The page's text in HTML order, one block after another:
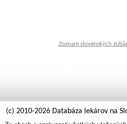
Zoznam slovenských
(c) 2010-2026 Databáza lekárov na